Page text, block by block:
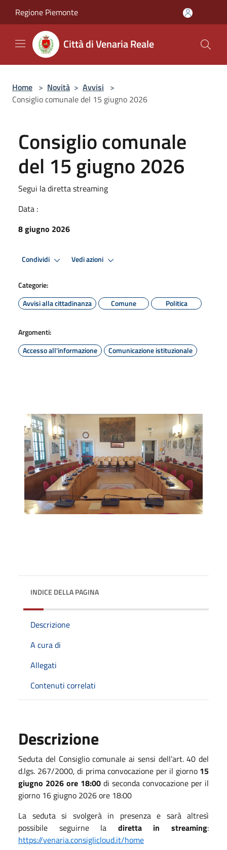
Regione Piemonte
Città di Venaria Reale
Home > Novità > Avvisi >
Consiglio comunale del 15 giugno 2026
Consiglio comunale
del 15 giugno 2026
Segui la diretta streaming
Data :
8 giugno 2026
Condividi Vedi azioni
Categorie:
Avvisi alla cittadinanza
Comune Politica
Argomenti:
Accesso all'informazione
Comunicazione istituzionale
INDICE DELLA PAGINA
Descrizione
A cura di
Allegati
Contenuti correlati
Descrizione
Seduta del Consiglio comunale ai sensi dell’art. 40 del
d.lgs. 267/2000, di prima convocazione per il giorno 15
giugno 2026 ore 18:00 di seconda convocazione per il
giorno 16 giugno 2026 ore 18:00
La seduta si svolgerà in presenza e sarà altresì
possibile seguirne la diretta in streaming:
https://venaria.consiglicloud.it/home